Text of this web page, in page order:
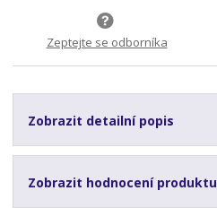
Zeptejte se odborníka
Zobrazit detailní popis
Zobrazit hodnocení produktu